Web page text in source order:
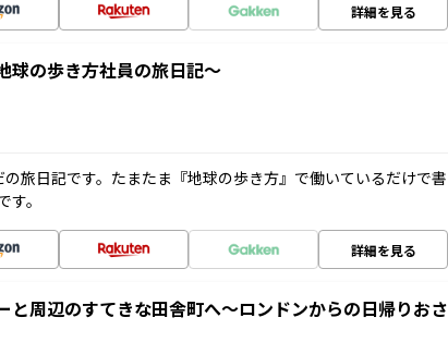
詳細を見る
球の歩き方社員の旅日記～
旅日記です。たまたま『地球の歩き方』で働いているだけで書
。
詳細を見る
と周辺のすてきな田舎町へ～ロンドンからの日帰りおさ